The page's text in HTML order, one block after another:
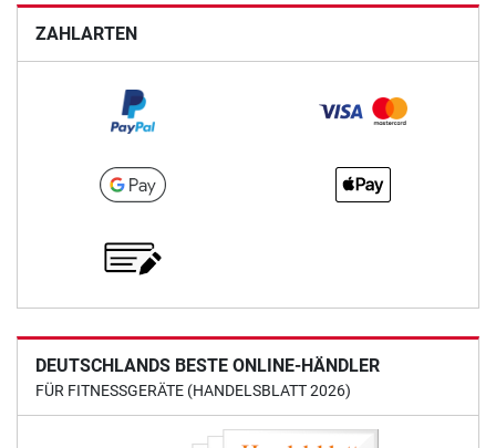
ZAHLARTEN
DEUTSCHLANDS BESTE ONLINE-HÄNDLER
FÜR FITNESSGERÄTE (HANDELSBLATT 2026)